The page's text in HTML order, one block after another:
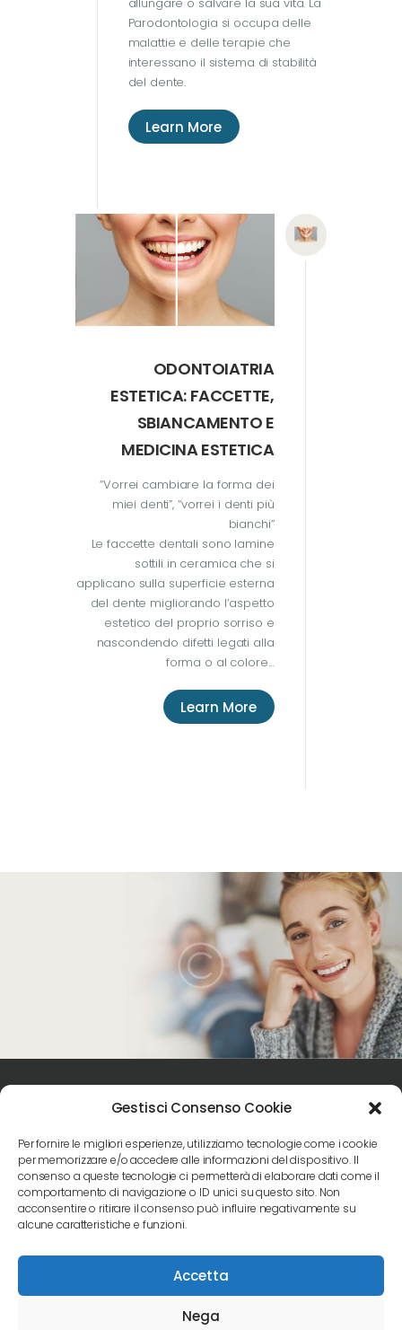
Gestisci Consenso Cookie
Per fornire le migliori esperienze, utilizziamo tecnologie come i cookie
per memorizzare e/o accedere alle informazioni del dispositivo. Il
consenso a queste tecnologie ci permetterà di elaborare dati come il
comportamento di navigazione o ID unici su questo sito. Non
acconsentire o ritirare il consenso può influire negativamente su
alcune caratteristiche e funzioni.
Accetta
Nega
Parodontologia si occupa delle
malattie e delle terapie che
interessano il sistema di stabilità
del dente.
Learn More
ODONTOIATRIA
ESTETICA: FACCETTE,
SBIANCAMENTO E
MEDICINA ESTETICA
“Vorrei cambiare la forma dei
miei denti”, “vorrei i denti più
bianchi”
Le faccette dentali sono lamine
sottili in ceramica che si
applicano sulla superficie esterna
del dente migliorando l’aspetto
estetico del proprio sorriso e
nascondendo difetti legati alla
forma o al colore…
Learn More
Seguici sui social
Studi Dentistici Ortenzi © . All Rights Reserved.